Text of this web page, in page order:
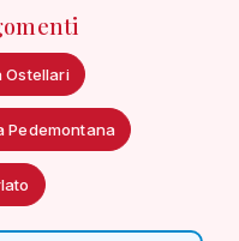
Ostellari
Pedemontana